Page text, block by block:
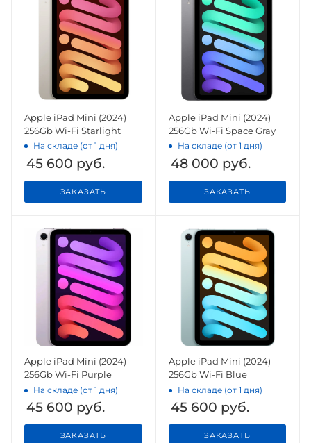
Apple iPad Mini (2024)
256Gb Wi-Fi Starlight
На складе (от 1 дня)
45 600 руб.
ЗАКАЗАТЬ
Apple iPad Mini (2024)
256Gb Wi-Fi Space Gray
На складе (от 1 дня)
48 000 руб.
ЗАКАЗАТЬ
Apple iPad Mini (2024)
256Gb Wi-Fi Purple
На складе (от 1 дня)
45 600 руб.
ЗАКАЗАТЬ
Apple iPad Mini (2024)
256Gb Wi-Fi Blue
На складе (от 1 дня)
45 600 руб.
ЗАКАЗАТЬ